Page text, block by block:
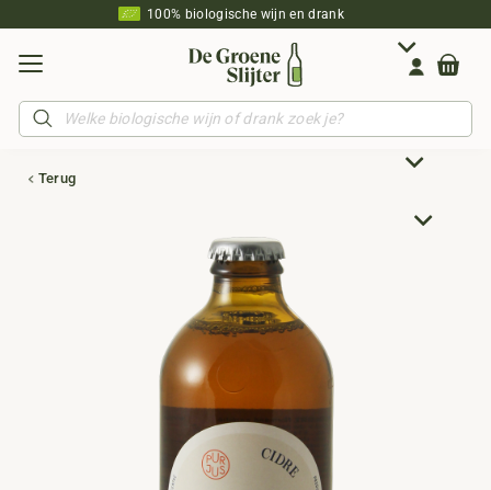
100% biologische wijn en drank
Producten
zoeken
Terug